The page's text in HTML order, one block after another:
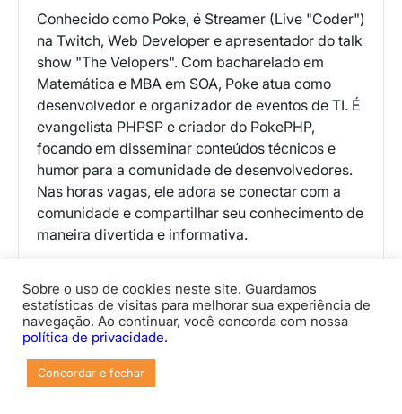
Conhecido como Poke, é Streamer (Live "Coder")
na Twitch, Web Developer e apresentador do talk
show "The Velopers". Com bacharelado em
Matemática e MBA em SOA, Poke atua como
desenvolvedor e organizador de eventos de TI. É
evangelista PHPSP e criador do PokePHP,
focando em disseminar conteúdos técnicos e
humor para a comunidade de desenvolvedores.
Nas horas vagas, ele adora se conectar com a
comunidade e compartilhar seu conhecimento de
maneira divertida e informativa.
Sobre o uso de cookies neste site. Guardamos
estatísticas de visitas para melhorar sua experiência de
navegação. Ao continuar, você concorda com nossa
política de privacidade.
Concordar e fechar